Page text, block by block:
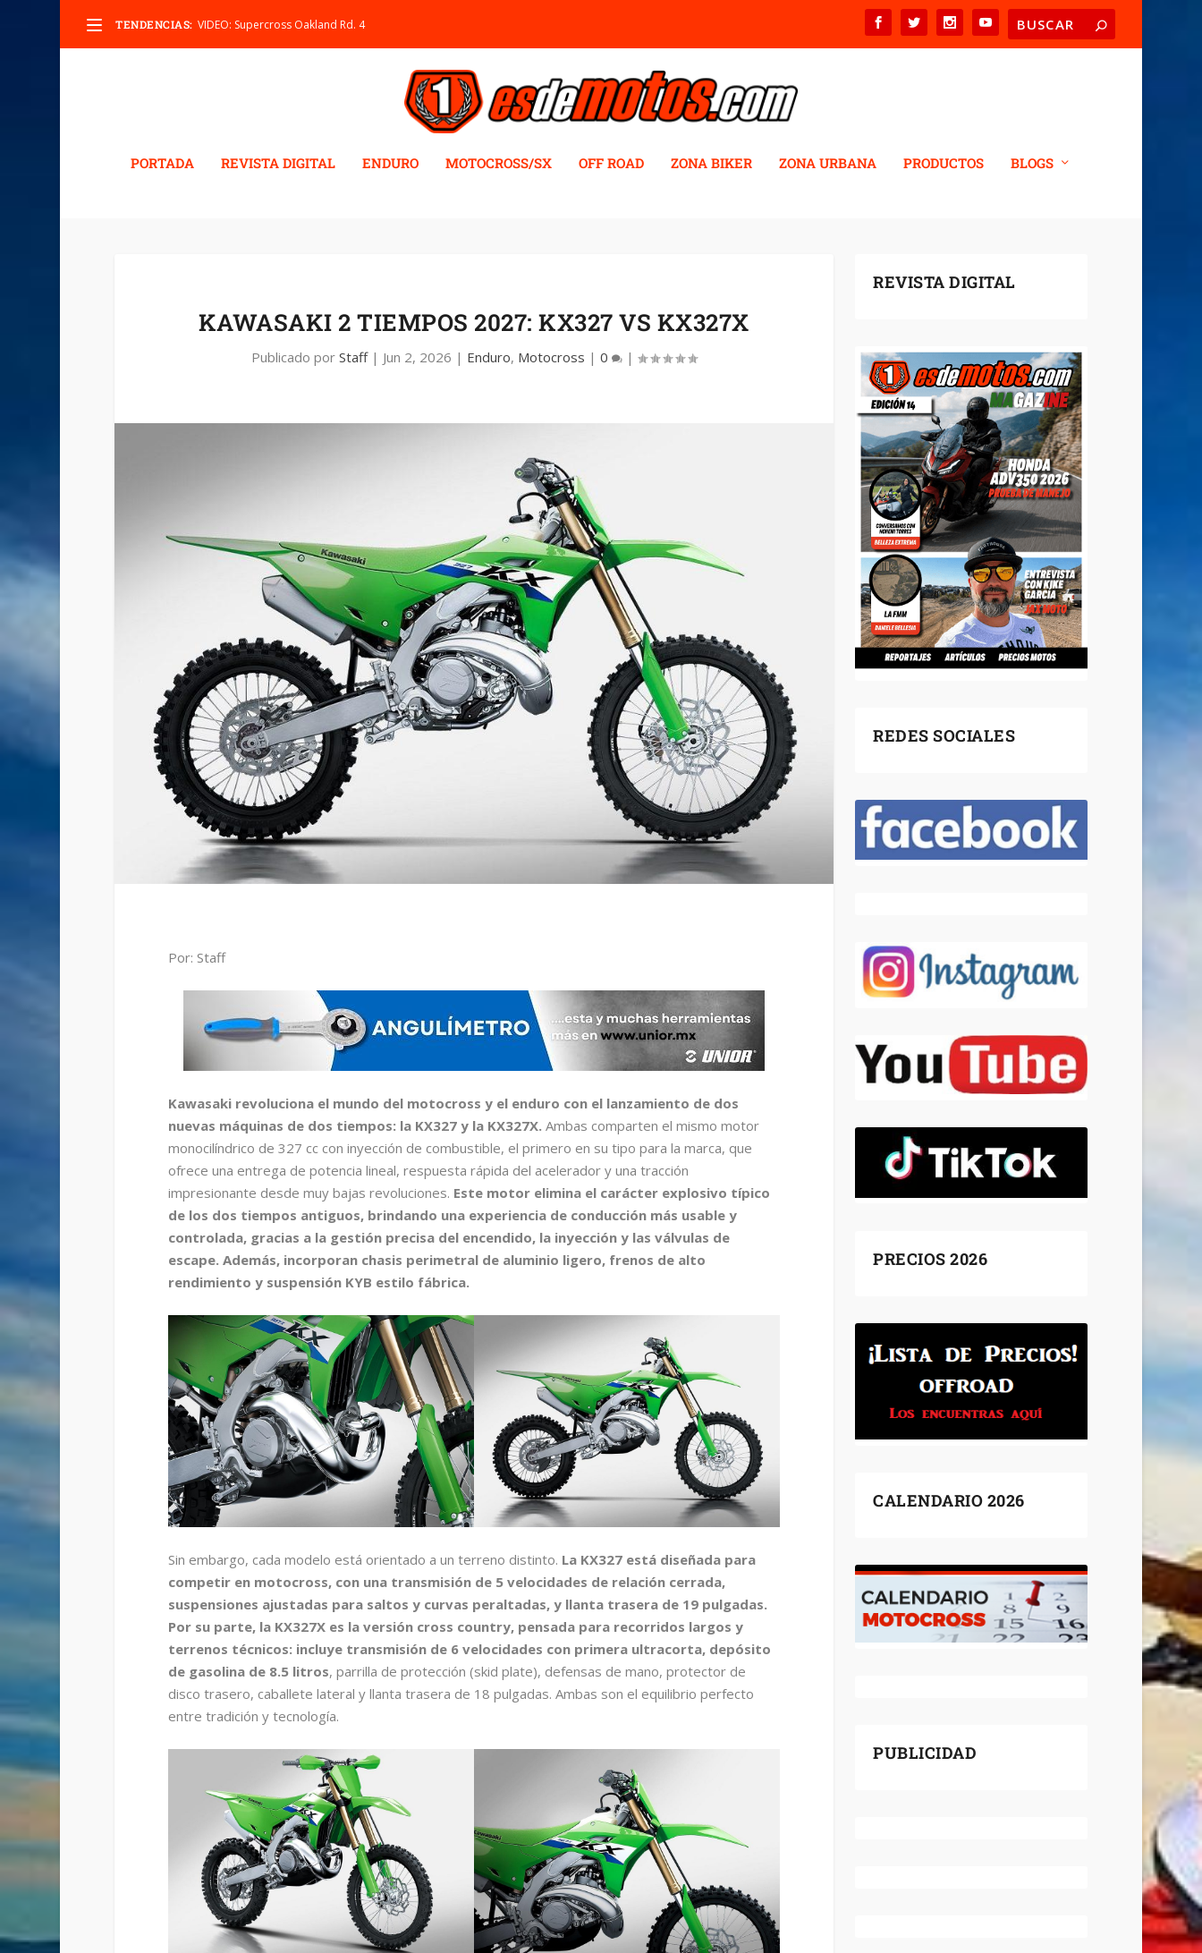
TENDENCIAS: VIDEO: Supercross Oakland Rd. 4
PORTADA REVISTA DIGITAL ENDURO MOTOCROSS/SX OFF ROAD ZONA BIKER ZONA URBANA PRODUCTOS BLOGS
KAWASAKI 2 TIEMPOS 2027: KX327 VS KX327X
Publicado por Staff| Jun 2, 2026 | Enduro, Motocross | 0 |
Por: Staff
Kawasaki revoluciona el mundo del motocross y el enduro con el lanzamiento de dos
nuevas máquinas de dos tiempos: la KX327 y la KX327X. Ambas comparten el mismo motor
monocilíndrico de 327 cc con inyección de combustible, el primero en su tipo para la marca, que
ofrece una entrega de potencia lineal, respuesta rápida del acelerador y una tracción
impresionante desde muy bajas revoluciones. Este motor elimina el carácter explosivo típico
de los dos tiempos antiguos, brindando una experiencia de conducción más usable y
controlada, gracias a la gestión precisa del encendido, la inyección y las válvulas de
escape. Además, incorporan chasis perimetral de aluminio ligero, frenos de alto
rendimiento y suspensión KYB estilo fábrica.
Sin embargo, cada modelo está orientado a un terreno distinto. La KX327 está diseñada para
competir en motocross, con una transmisión de 5 velocidades de relación cerrada,
suspensiones ajustadas para saltos y curvas peraltadas, y llanta trasera de 19 pulgadas.
Por su parte, la KX327X es la versión cross country, pensada para recorridos largos y
terrenos técnicos: incluye transmisión de 6 velocidades con primera ultracorta, depósito
de gasolina de 8.5 litros, parrilla de protección (skid plate), defensas de mano, protector de
disco trasero, caballete lateral y llanta trasera de 18 pulgadas. Ambas son el equilibrio perfecto
entre tradición y tecnología.
REVISTA DIGITAL
REDES SOCIALES
PRECIOS 2026
CALENDARIO 2026
PUBLICIDAD